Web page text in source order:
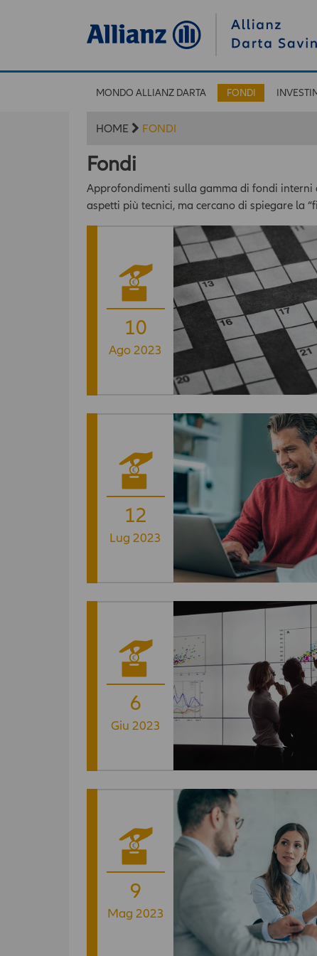
MONDO ALLIANZ DARTA FONDI
HOME FONDI
Fondi
Approfondimenti sulla gamma di fondi
aspetti più tecnici, ma cercano di spiegare la
10
Ago 2023
12
Lug 2023
6
Giu 2023
9
Mag 2023